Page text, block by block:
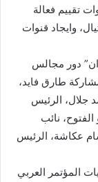
تقييم فعالة
وايجاد قنوات
دور مجالس
طارق فايد،
جلال، الرئيس
نائب
عكاشة، الرئيس
المؤتمر العربي